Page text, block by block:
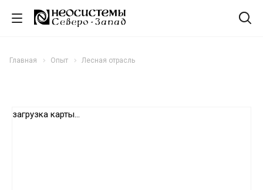
Главная Опыт Лесная отрасль
загрузка карты...